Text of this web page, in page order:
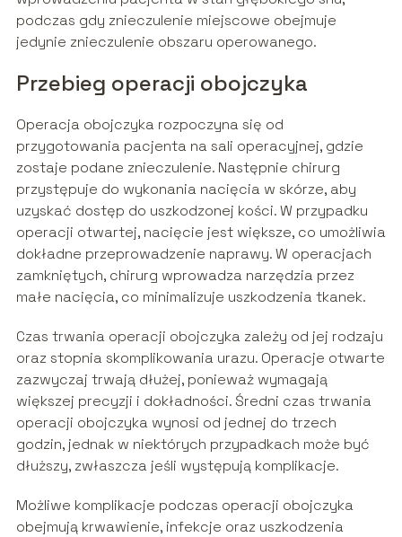
podczas gdy znieczulenie miejscowe obejmuje
jedynie znieczulenie obszaru operowanego.
Przebieg operacji obojczyka
Operacja obojczyka rozpoczyna się od
przygotowania pacjenta na sali operacyjnej, gdzie
zostaje podane znieczulenie. Następnie chirurg
przystępuje do wykonania nacięcia w skórze, aby
uzyskać dostęp do uszkodzonej kości. W przypadku
operacji otwartej, nacięcie jest większe, co umożliwia
dokładne przeprowadzenie naprawy. W operacjach
zamkniętych, chirurg wprowadza narzędzia przez
małe nacięcia, co minimalizuje uszkodzenia tkanek.
Czas trwania operacji obojczyka zależy od jej rodzaju
oraz stopnia skomplikowania urazu. Operacje otwarte
zazwyczaj trwają dłużej, ponieważ wymagają
większej precyzji i dokładności. Średni czas trwania
operacji obojczyka wynosi od jednej do trzech
godzin, jednak w niektórych przypadkach może być
dłuższy, zwłaszcza jeśli występują komplikacje.
Możliwe komplikacje podczas operacji obojczyka
obejmują krwawienie, infekcje oraz uszkodzenia